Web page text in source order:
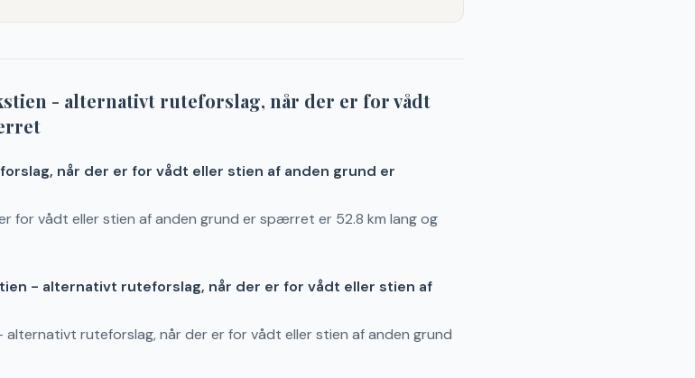
- alternativt ruteforslag, når der er for vådt
når der er for vådt eller stien af anden grund er
for vådt eller stien af anden grund er spærret er 52.8 km lang og
- alternativt ruteforslag, når der er for vådt eller stien af
ruteforslag, når der er for vådt eller stien af anden grund